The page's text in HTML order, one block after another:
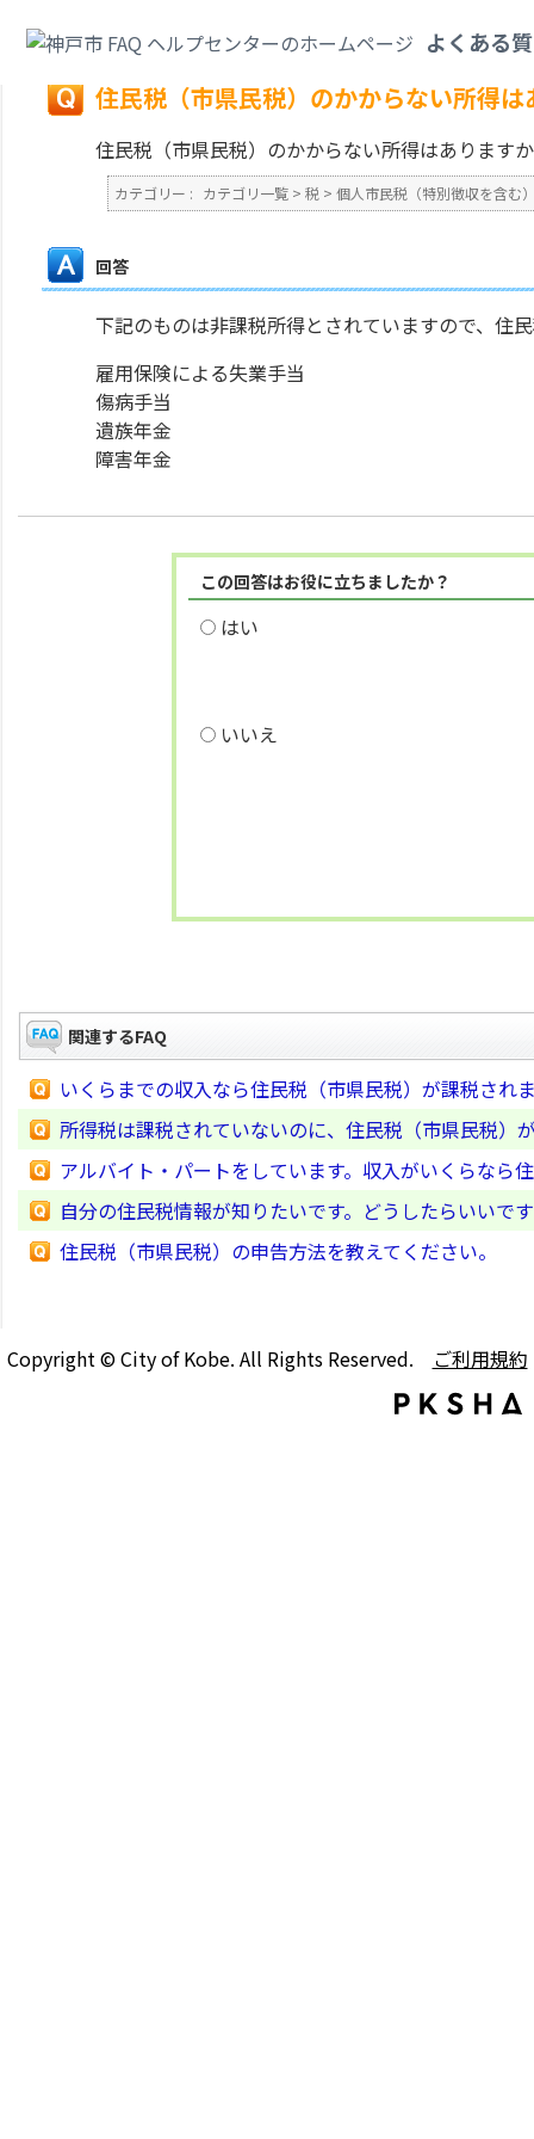
よくある
戻る
住民税（市県民税）のかからない所得は
住民税（市県民税）のかからない所得はあります
カテゴリー : カテゴリ一覧 > 税 > 個人市民税（特別徴収を含む
回答
下記のものは非課税所得とされていますので、住
雇用保険による失業手当
傷病手当
遺族年金
障害年金
この回答はお役に立ちましたか？
はい
いいえ
関連するFAQ
いくらまでの収入なら住民税（市県民税）が課税され
所得税は課税されていないのに、住民税（市県民税）
アルバイト・パートをしています。収入がいくらなら
自分の住民税情報が知りたいです。どうしたらいいで
住民税（市県民税）の申告方法を教えてください。
Copyright © City of Kobe. All Rights Reserved. ご利用規約